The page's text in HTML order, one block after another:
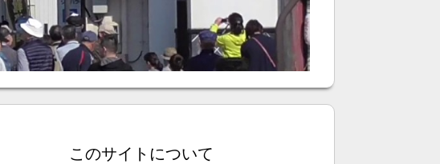
このサイトについて